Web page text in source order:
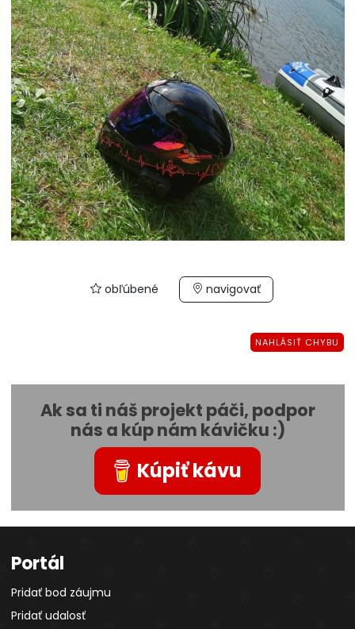
obľúbené navigovať
NAHLÁSIŤ CHYBU
Ak sa ti náš projekt páči, podpor
nás a kúp nám kávičku :)
Kúpiť kávu
Portál
Pridať bod záujmu
Pridať udalosť